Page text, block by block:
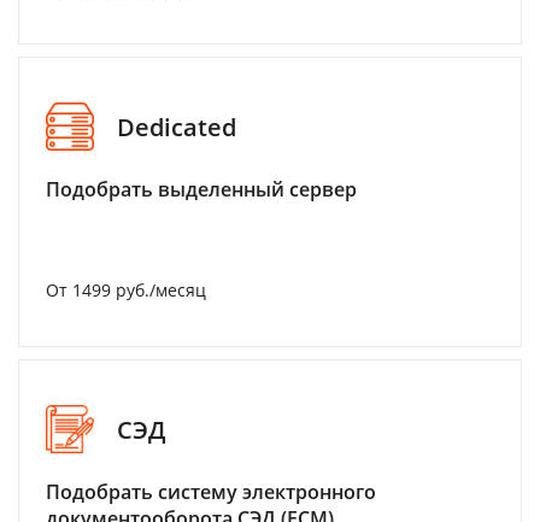
Dedicated
Подобрать выделенный сервер
От 1499 руб./месяц
СЭД
Подобрать систему электронного